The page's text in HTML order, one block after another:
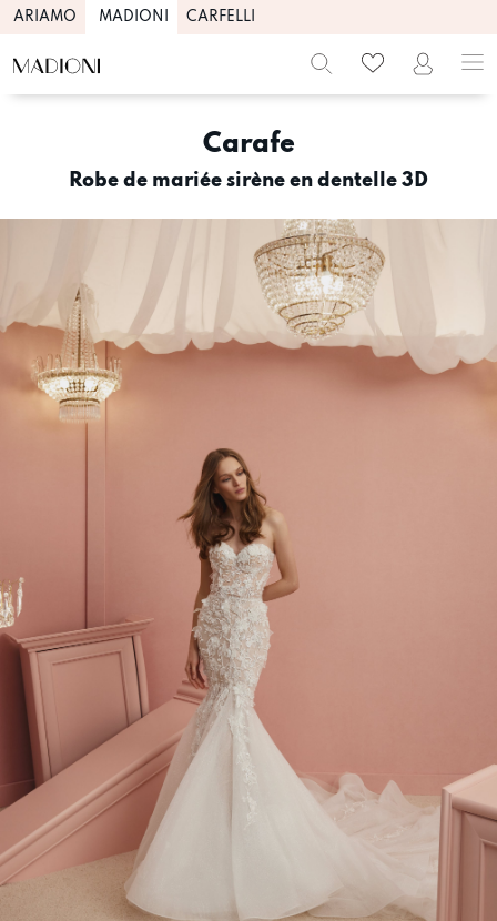
Skip
ARIAMO MADIONI CARFELLI
Carafe
Robe de mariée sirène en dentelle 3D